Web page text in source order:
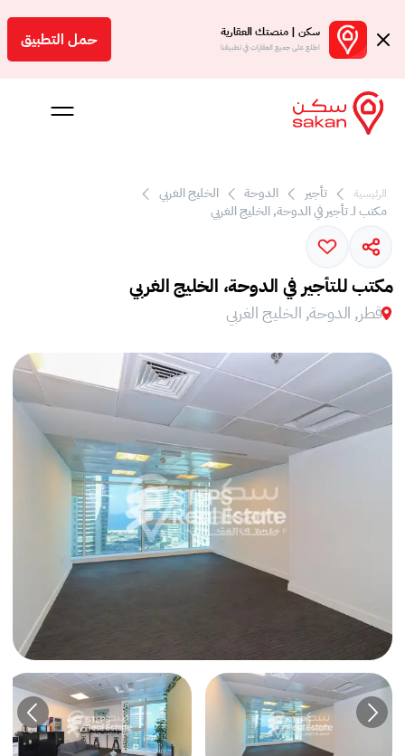
سكن | منصتك العقارية
اطلع على جميع العقارات في تطبيقنا حمل التطبيق
الرئيسية تأجير الدوحة
الخليج الغربي
مكتب لـ تأجير في الدوحة, الخليج الغربي
مكتب للتأجير في الدوحة، الخليج الغربي
قطر, الدوحة, الخليج الغربي